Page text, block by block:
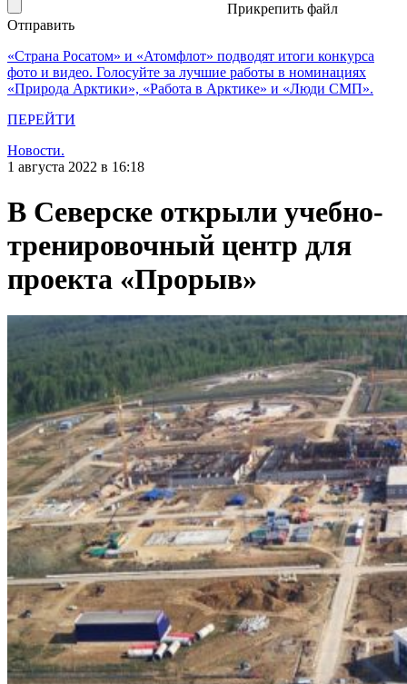
Прикрепить файл
Отправить
«Страна Росатом» и «Атомфлот» подводят итоги конкурса
фото и видео. Голосуйте за лучшие работы в номинациях
«Природа Арктики», «Работа в Арктике» и «Люди СМП».
ПЕРЕЙТИ
Новости.
1 августа 2022 в 16:18
В Северске открыли учебно-
тренировочный центр для
проекта «Прорыв»